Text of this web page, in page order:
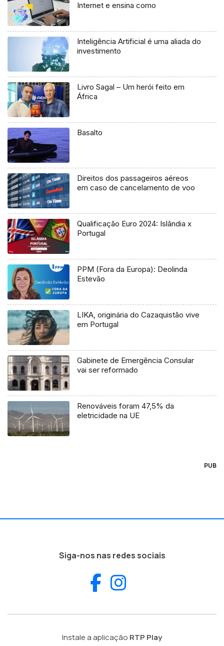
Internet e ensina como
Inteligência Artificial é uma aliada do
investimento
Livro Sagal – Um herói feito em
África
Basalto
Direitos dos passageiros aéreos
em caso de cancelamento de voo
Qualificação Euro 2024: Islândia x
Portugal
PPM (Fora da Europa): Deolinda
Estevão
LIKA, originária do Cazaquistão vive
em Portugal
Gabinete de Emergência Consular
vai ser reformado
Renováveis foram 47,5% da
eletricidade na UE
PUB
Siga-nos nas redes sociais
Facebook
Instale a aplicação RTP Play